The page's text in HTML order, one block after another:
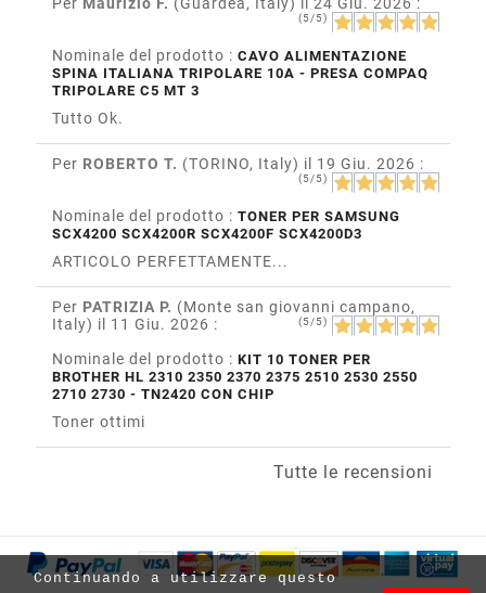
Continuando a utilizzare questo
Per Maurizio F. (Guardea, Italy) il 24 Giu. 2026 :
(5/5)
Nominale del prodotto : CAVO ALIMENTAZIONE
SPINA ITALIANA TRIPOLARE 10A - PRESA COMPAQ
TRIPOLARE C5 MT 3
Tutto Ok.
Per ROBERTO T. (TORINO, Italy) il 19 Giu. 2026 :
(5/5)
Nominale del prodotto : TONER PER SAMSUNG
SCX4200 SCX4200R SCX4200F SCX4200D3
ARTICOLO PERFETTAMENTE...
Per PATRIZIA P. (Monte san giovanni campano,
Italy) il 11 Giu. 2026 : (5/5)
Nominale del prodotto : KIT 10 TONER PER
BROTHER HL 2310 2350 2370 2375 2510 2530 2550
2710 2730 - TN2420 CON CHIP
Toner ottimi
Tutte le recensioni